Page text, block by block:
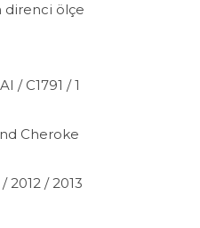
direnci ölçe
/ C1791 / 1
Cheroke
2012 / 2013